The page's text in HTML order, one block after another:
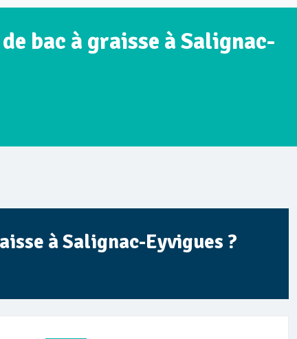
bac à graisse à Salignac-
à Salignac-Eyvigues ?